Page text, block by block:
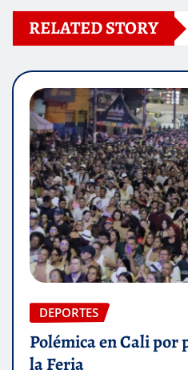
RELATED STORY
DEPORTES
Polémica en Cali por
la Feria